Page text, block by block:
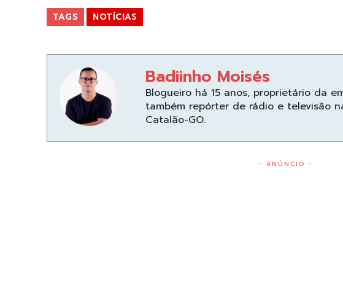
TAGS NOTÍCIAS
Badiinho Moisés
Blogueiro há 15 anos, proprietário da
também repórter de rádio e televisão
Catalão-GO.
- ANÚNCIO -